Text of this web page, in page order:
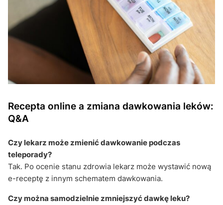
Recepta online a zmiana dawkowania leków:
Q&A
Czy lekarz może zmienić dawkowanie podczas
teleporady?
Tak. Po ocenie stanu zdrowia lekarz może wystawić nową
e-receptę z innym schematem dawkowania.
Czy można samodzielnie zmniejszyć dawkę leku?